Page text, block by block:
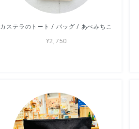
カステラのトート / バッグ / あべみちこ
¥2,750